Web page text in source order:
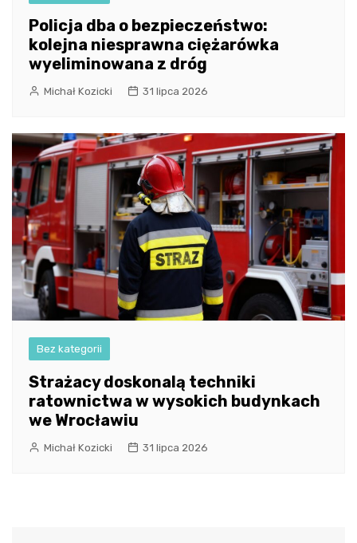
Policja dba o bezpieczeństwo:
kolejna niesprawna ciężarówka
wyeliminowana z dróg
Michał Kozicki 31 lipca 2026
Bez kategorii
Strażacy doskonalą techniki
ratownictwa w wysokich budynkach
we Wrocławiu
Michał Kozicki 31 lipca 2026